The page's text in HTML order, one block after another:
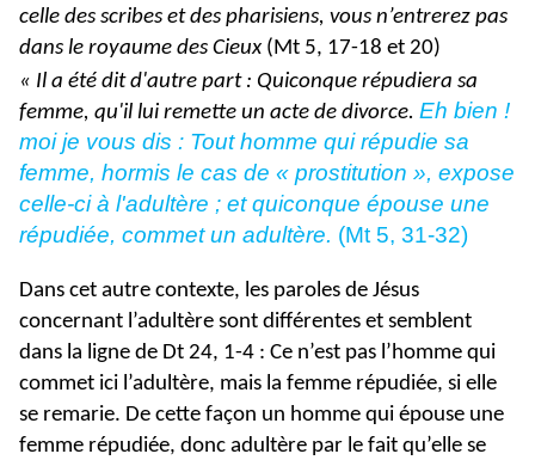
celle des scribes et des pharisiens, vous n’entrerez pas
dans le royaume des Cieux (Mt 5, 17-18 et 20)
« Il a été dit d'autre part : Quiconque répudiera sa
femme, qu'il lui remette un acte de divorce. Eh bien !
moi je vous dis : Tout homme qui répudie sa
femme, hormis le cas de « prostitution », expose
celle-ci à l'adultère ; et quiconque épouse une
répudiée, commet un adultère. (Mt 5, 31-32)
Dans cet autre contexte, les paroles de Jésus
concernant l’adultère sont différentes et semblent
dans la ligne de Dt 24, 1-4 : Ce n’est pas l’homme qui
commet ici l’adultère, mais la femme répudiée, si elle
se remarie. De cette façon un homme qui épouse une
femme répudiée, donc adultère par le fait qu’elle se